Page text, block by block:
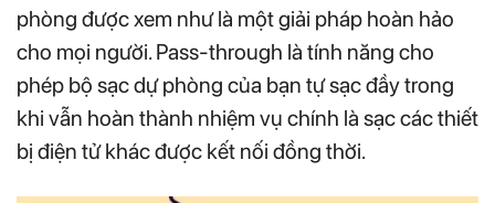
phòng được xem như là một giải pháp hoàn hảo
cho mọi người. Pass-through là tính năng cho
phép bộ sạc dự phòng của bạn tự sạc đầy trong
khi vẫn hoàn thành nhiệm vụ chính là sạc các thiết
bị điện tử khác được kết nối đồng thời.